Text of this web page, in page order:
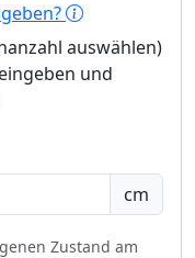
auswählen)
und
cm
Zustand am